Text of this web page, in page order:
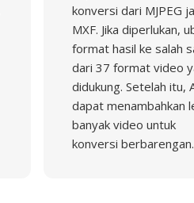
konversi dari MJPEG
MXF. Jika diperlukan,
format hasil ke salah
dari 37 format video
didukung. Setelah itu,
dapat menambahkan
banyak video untuk
konversi berbarengan.